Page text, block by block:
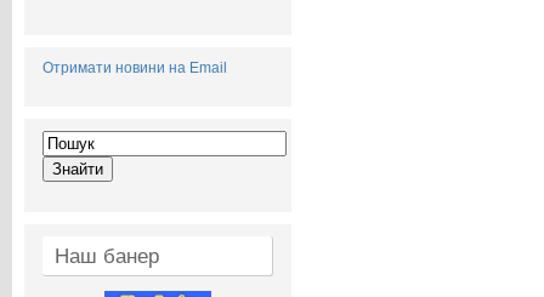
Отримати новини на Email
Наш банер